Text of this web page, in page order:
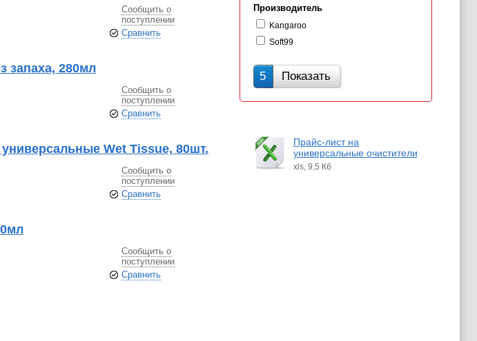
Сообщить о
поступлении
Сравнить
запаха, 280мл
Сообщить о
поступлении
Сравнить
Wet Tissue, 80шт.
Сообщить о
поступлении
Сравнить
Сообщить о
поступлении
Сравнить
Производитель
Kangaroo
Soft99
5 Показать
Прайс-лист на
универсальные очистители
xls, 9,5 Кб